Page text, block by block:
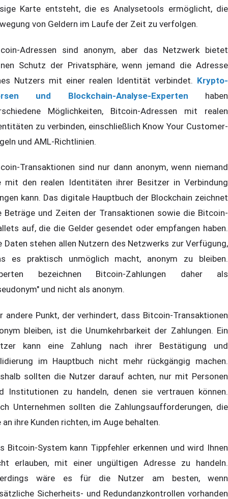
Karte entsteht, die es Analysetools ermöglicht, die
von Geldern im Laufe der Zeit zu verfolgen.
Adressen sind anonym, aber das Netzwerk bietet
Schutz der Privatsphäre, wenn jemand die Adresse
Nutzers mit einer realen Identität verbindet. Krypto-
und Blockchain-Analyse-Experten haben
Möglichkeiten, Bitcoin-Adressen mit realen
zu verbinden, einschließlich Know Your Customer-
und AML-Richtlinien.
Transaktionen sind nur dann anonym, wenn niemand
mit den realen Identitäten ihrer Besitzer in Verbindung
kann. Das digitale Hauptbuch der Blockchain zeichnet
Beträge und Zeiten der Transaktionen sowie die Bitcoin-
auf, die die Gelder gesendet oder empfangen haben.
Daten stehen allen Nutzern des Netzwerks zur Verfügung,
es praktisch unmöglich macht, anonym zu bleiben.
bezeichnen Bitcoin-Zahlungen daher als
und nicht als anonym.
andere Punkt, der verhindert, dass Bitcoin-Transaktionen
bleiben, ist die Unumkehrbarkeit der Zahlungen. Ein
kann eine Zahlung nach ihrer Bestätigung und
im Hauptbuch nicht mehr rückgängig machen.
sollten die Nutzer darauf achten, nur mit Personen
Institutionen zu handeln, denen sie vertrauen können.
Unternehmen sollten die Zahlungsaufforderungen, die
an ihre Kunden richten, im Auge behalten.
Bitcoin-System kann Tippfehler erkennen und wird Ihnen
erlauben, mit einer ungültigen Adresse zu handeln.
wäre es für die Nutzer am besten, wenn
Sicherheits- und Redundanzkontrollen vorhanden